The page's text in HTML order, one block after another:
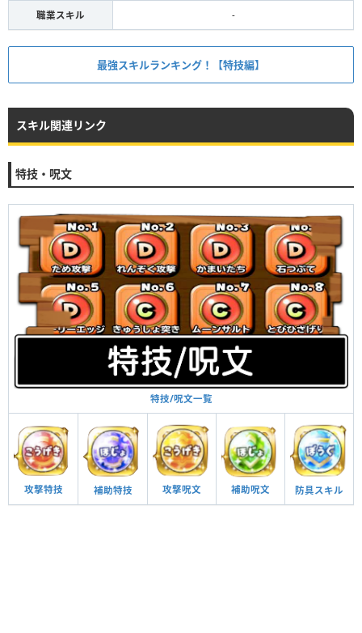
職業スキル -
最強スキルランキング！【特技編】
スキル関連リンク
特技・呪文
特技/呪文一覧
攻撃特技 補助特技 攻撃呪文 補助呪文 防具スキル